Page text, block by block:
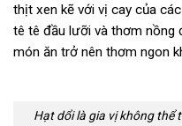
thịt xen kẽ với vị cay của
tê tê đầu lưỡi và thơm nồng
món ăn trở nên thơm ngon
Hạt dổi là gia vị không thể